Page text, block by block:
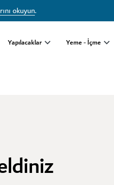
okuyun.
Yapılacaklar Yeme - İçme